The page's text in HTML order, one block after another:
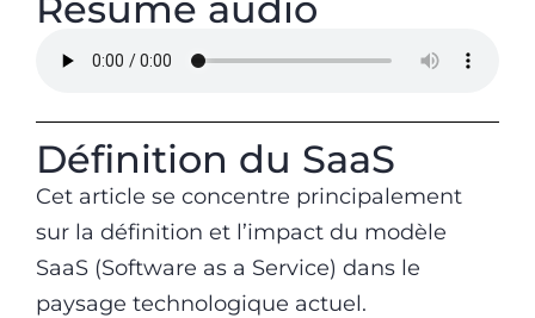
Définition du SaaS
Cet article se concentre principalement
sur la définition et l’impact du modèle
SaaS (Software as a Service) dans le
paysage technologique actuel.